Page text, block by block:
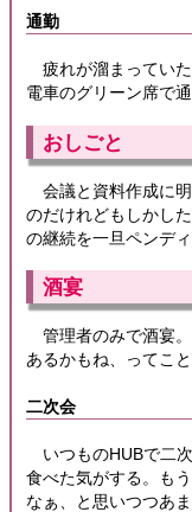
通勤
疲れが溜まってい
電車のグリーン席で
おしごと
会議と資料作成に
のだけれどもしかし
の継続を一旦ペンディ
酒宴
管理者のみで酒宴
あるかもね、ってこと
二次会
いつものHUBで二
食べた気がする。も
なぁ、と思いつつあ